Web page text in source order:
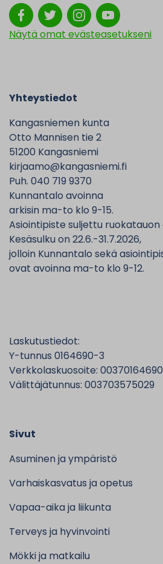
Näytä omat evästeasetukseni
Yhteystiedot
Kangasniemen kunta
Otto Mannisen tie 2
51200 Kangasniemi
kirjaamo@kangasniemi.fi
Puh. 040 719 9370
Kunnantalo avoinna
arkisin ma-to klo 9-15.
Asiointipiste suljettu ruokatauon
Kesäsulku on 22.6.-31.7.2026,
jolloin Kunnantalo sekä
ovat avoinna ma-to klo 9-12.
Laskutustiedot:
Y-tunnus 0164690-3
Verkkolaskuosoite:
Välittäjätunnus: 003703575029
Sivut
Asuminen ja ympäristö
Varhaiskasvatus ja opetus
Vapaa-aika ja liikunta
Terveys ja hyvinvointi
Mökki ja matkailu